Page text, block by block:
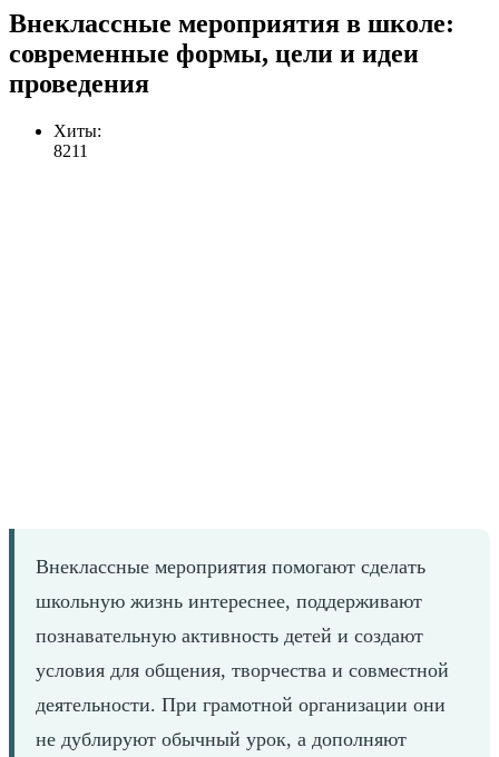
Внеклассные мероприятия в школе:
современные формы, цели и идеи
проведения
Хиты:
8211
Внеклассные мероприятия помогают сделать
школьную жизнь интереснее, поддерживают
познавательную активность детей и создают
условия для общения, творчества и совместной
деятельности. При грамотной организации они
не дублируют обычный урок, а дополняют